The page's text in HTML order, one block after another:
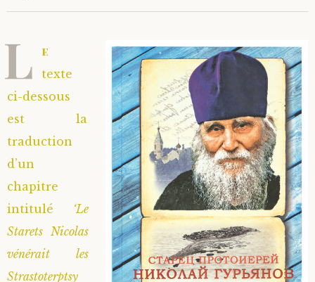
L e
texte
ci-dessous
est la
traduction
d’un
chapitre
intitulé ‘Le
Starets Nicolas
vénérait les
Strastoterptsy